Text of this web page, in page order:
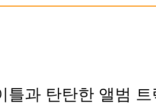
과 탄탄한 앨범